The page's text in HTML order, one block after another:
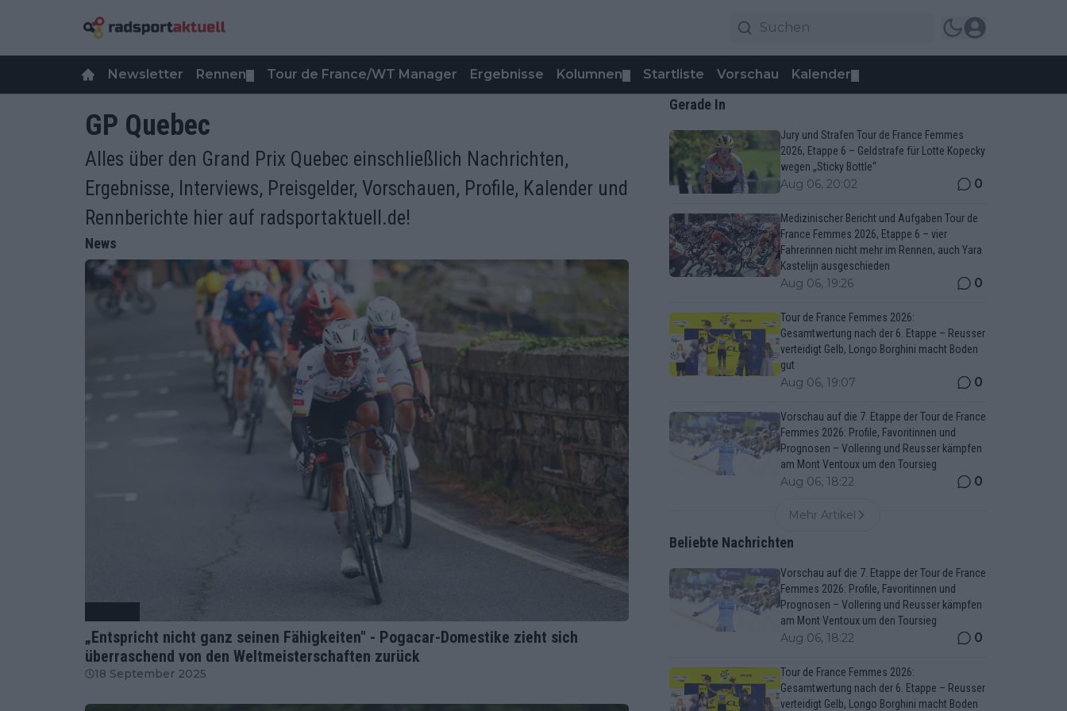
Newsletter Rennen Tour de France/WT Manager Ergebnisse Kolumnen Startliste Vorschau Kalender
GP Quebec
Alles über den Grand Prix Quebec einschließlich Nachrichten,
Ergebnisse, Interviews, Preisgelder, Vorschauen, Profile, Kalender und
Rennberichte hier auf radsportaktuell.de!
News
„Entspricht nicht ganz seinen Fähigkeiten" - Pogacar-Domestike zieht sich
überraschend von den Weltmeisterschaften zurück
18 September 2025
Gerade In
Jury und Strafen Tour de France Femmes
2026, Etappe 6 – Geldstrafe für Lotte Kopecky
wegen „Sticky Bottle“
Aug 06, 20:02 0
Medizinischer Bericht und Aufgaben Tour de
France Femmes 2026, Etappe 6 – vier
Fahrerinnen nicht mehr im Rennen, auch Yara
Kastelijn ausgeschieden
Aug 06, 19:26 0
Tour de France Femmes 2026:
Gesamtwertung nach der 6. Etappe – Reusser
verteidigt Gelb, Longo Borghini macht Boden
gut
Aug 06, 19:07 0
Vorschau auf die 7. Etappe der Tour de France
Femmes 2026: Profile, Favoritinnen und
Prognosen – Vollering und Reusser kämpfen
am Mont Ventoux um den Toursieg
Aug 06, 18:22 0
Mehr Artikel
Beliebte Nachrichten
Vorschau auf die 7. Etappe der Tour de France
Femmes 2026: Profile, Favoritinnen und
Prognosen – Vollering und Reusser kämpfen
am Mont Ventoux um den Toursieg
Aug 06, 18:22 0
Tour de France Femmes 2026:
Gesamtwertung nach der 6. Etappe – Reusser
verteidigt Gelb, Longo Borghini macht Boden